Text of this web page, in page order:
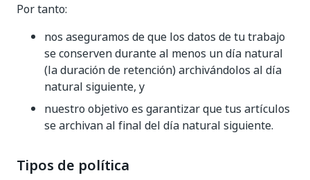
Por tanto:
nos aseguramos de que los datos de tu trabajo
se conserven durante al menos un día natural
(la duración de retención) archivándolos al día
natural siguiente, y
nuestro objetivo es garantizar que tus artículos
se archivan al final del día natural siguiente.
Tipos de política